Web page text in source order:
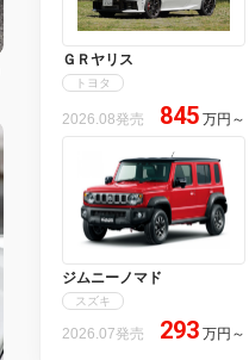
ＧＲヤリス
トヨタ
2026.08発売 845 万円 ～
ジムニーノマド
スズキ
2026.07発売 293 万円 ～